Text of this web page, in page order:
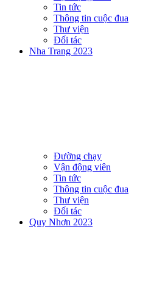
Tin tức
Thông tin cuộc đua
Thư viện
Đối tác
Nha Trang 2023
Đường chạy
Vận động viên
Tin tức
Thông tin cuộc đua
Thư viện
Đối tác
Quy Nhơn 2023